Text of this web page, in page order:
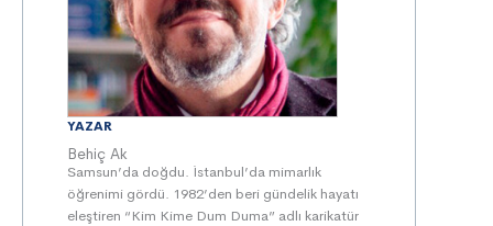
YAZAR
Behiç Ak
Samsun’da doğdu. İstanbul’da mimarlık
öğrenimi gördü. 1982’den beri gündelik hayatı
eleştiren “Kim Kime Dum Duma” adlı karikatür